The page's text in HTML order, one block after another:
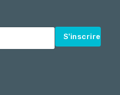
S'inscrire